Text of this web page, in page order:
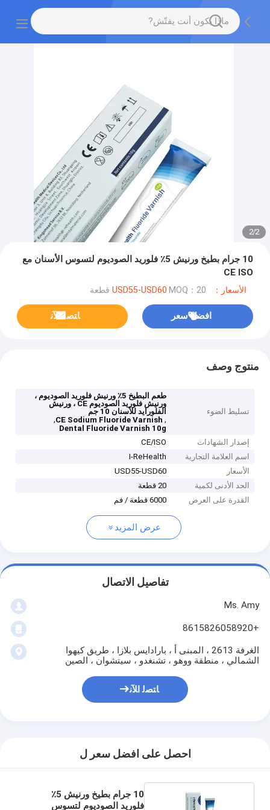
2
/
2
10 جرام بطيخ ورنيش 5٪ فلوريد الصوديوم لتسوس الأسنان مع
CE ISO
الأسعار：USD55-USD60 MOQ：20 قطعة
افضل سعر ﺎﺘﺼﻟ ﺍﻶﻧ
منتوج وصف
تسليط الضوء
طعم البطيخ 5٪ ورنيش فلوريد الصوديوم ،
ورنيش فلوريد الصوديوم CE ، ورنيش
الفلورايد للأسنان 10 جم
,
CE Sodium Fluoride Varnish
,
Dental Fluoride Varnish 10g
إصدار الشهادات
CE/ISO
اسم العلامة التجارية
I-ReHealth
الأسعار
USD55-USD60
الحد الأدنى لكمية
20 قطعة
القدرة على العرض
6000 قطعة / فم
عرض المزيد
تفاصيل الاتصال
Ms. Amy
+8615826058920
الغرفة 2613 ، المبنى أ ، بارادايس بلازا ، طريق كيهوا
الشمالي ، منطقة ووهو ، تشنغدو ، سيتشوان ، الصين
ﺎﺘﺼﻟ ﺍﻶﻧ
احصل على افضل سعر ل
10 جرام بطيخ ورنيش 5٪
فلوريد الصوديوم لتسوس